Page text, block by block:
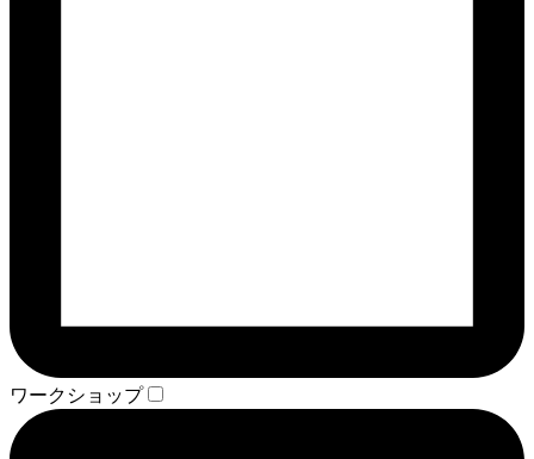
ワークショップ